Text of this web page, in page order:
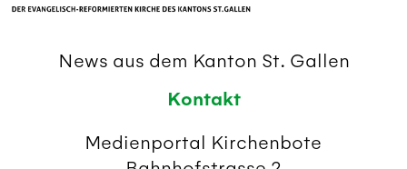
News aus dem Kanton St. Gallen
Kontakt
Medienportal Kirchenbote